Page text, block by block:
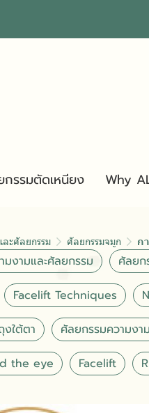
กรรมตัดเหนียง Why
ละศัลยกรรม ศัลยกรรมจมูก ก
มงามและศัลยกรรม ศัลยก
Facelift Techniques
ใต้ตา ศัลยกรรมความงาม
the eye Facelift